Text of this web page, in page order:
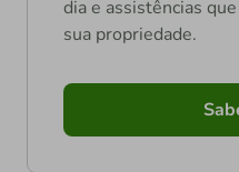
dia e assistências
sua propriedade.